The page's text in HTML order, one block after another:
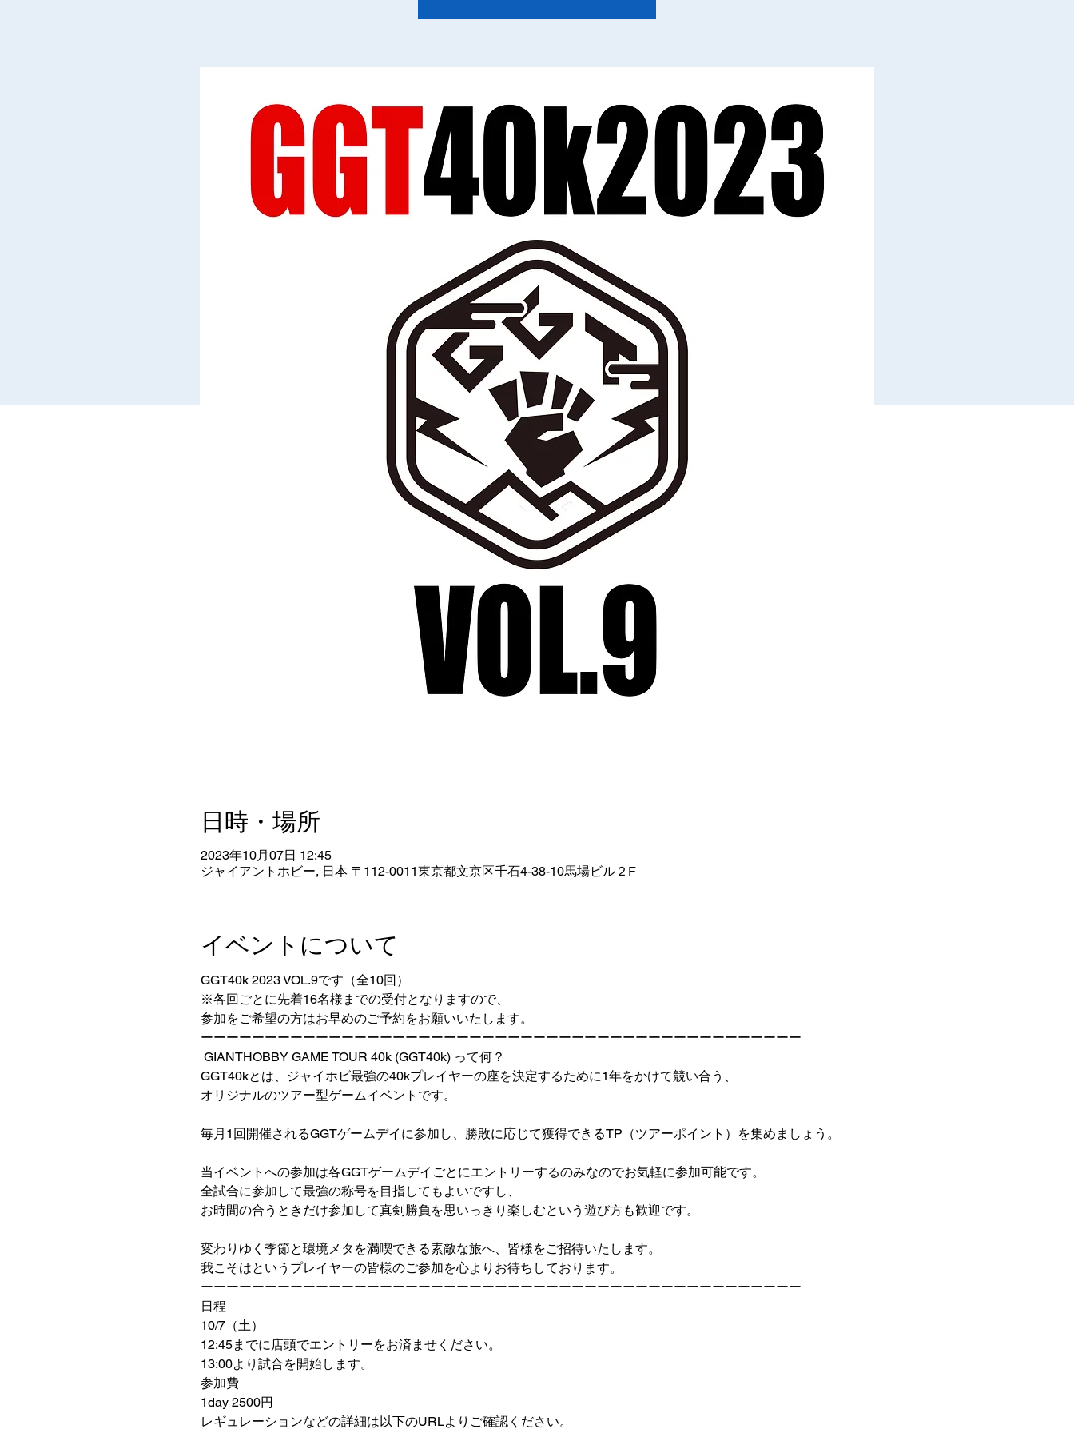
日時・場所
2023年10月07日 12:45
ジャイアントホビー, 日本 〒112-0011東京都文京区千石4-38-10馬場ビル２F
イベントについて
GGT40k 2023 VOL.9です（全10回）
※各回ごとに先着16名様までの受付となりますので、
参加をご希望の方はお早めのご予約をお願いいたします。
ーーーーーーーーーーーーーーーーーーーーーーーーーーーーーーーーーーーーーーーーーーーーーーー
GIANTHOBBY GAME TOUR 40k (GGT40k) って何？
GGT40kとは、ジャイホビ最強の40kプレイヤーの座を決定するために1年をかけて競い合う、
オリジナルのツアー型ゲームイベントです。
毎月1回開催されるGGTゲームデイに参加し、勝敗に応じて獲得できるTP（ツアーポイント）を集めましょう。
当イベントへの参加は各GGTゲームデイごとにエントリーするのみなのでお気軽に参加可能です。
全試合に参加して最強の称号を目指してもよいですし、
お時間の合うときだけ参加して真剣勝負を思いっきり楽しむという遊び方も歓迎です。
変わりゆく季節と環境メタを満喫できる素敵な旅へ、皆様をご招待いたします。
我こそはというプレイヤーの皆様のご参加を心よりお待ちしております。
ーーーーーーーーーーーーーーーーーーーーーーーーーーーーーーーーーーーーーーーーーーーーーーー
日程
10/7（土）
12:45までに店頭でエントリーをお済ませください。
13:00より試合を開始します。
参加費
1day 2500円
レギュレーションなどの詳細は以下のURLよりご確認ください。